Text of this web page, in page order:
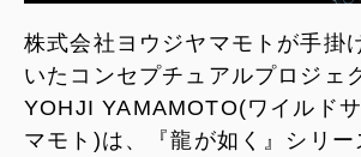
株式会社ヨウジヤマモトが手掛
いたコンセプチュアルプロジェ
YOHJI YAMAMOTO(ワイルド
マモト)は、『龍が如く』シリー